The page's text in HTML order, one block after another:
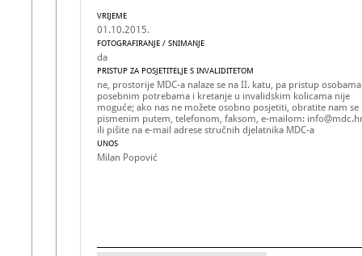
VRIJEME
01.10.2015.
FOTOGRAFIRANJE / SNIMANJE
da
PRISTUP ZA POSJETITELJE S INVALIDITETOM
ne, prostorije MDC-a nalaze se na II. katu, pa pristup osobama
posebnim potrebama i kretanje u invalidskim kolicama nije
moguće; ako nas ne možete osobno posjetiti, obratite nam se
pismenim putem, telefonom, faksom, e-mailom:
ili pišite na e-mail adrese stručnih djelatnika MDC-a
UNOS
Milan Popović